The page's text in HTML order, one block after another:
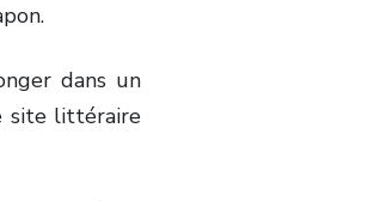
dans un
site littéraire